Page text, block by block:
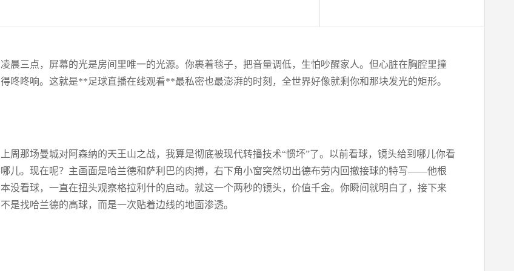
凌晨三点，屏幕的光是房间里唯一的光源。你裹着毯子，把音量调低，生怕吵醒家人。但心脏在胸腔里撞
得咚咚响。这就是**足球直播在线观看**最私密也最澎湃的时刻，全世界好像就剩你和那块发光的矩形。
上周那场曼城对阿森纳的天王山之战，我算是彻底被现代转播技术“惯坏”了。以前看球，镜头给到哪儿你看
哪儿。现在呢？主画面是哈兰德和萨利巴的肉搏，右下角小窗突然切出德布劳内回撤接球的特写——他根
本没看球，一直在扭头观察格拉利什的启动。就这一个两秒的镜头，价值千金。你瞬间就明白了，接下来
不是找哈兰德的高球，而是一次贴着边线的地面渗透。